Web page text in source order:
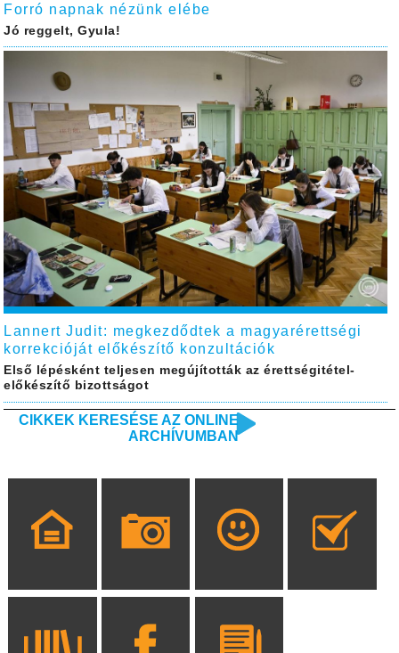
Forró napnak nézünk elébe
Jó reggelt, Gyula!
Lannert Judit: megkezdődtek a magyarérettségi
korrekcióját előkészítő konzultációk
Első lépésként teljesen megújították az érettségitétel-
előkészítő bizottságot
CIKKEK KERESÉSE AZ ONLINE
ARCHÍVUMBAN